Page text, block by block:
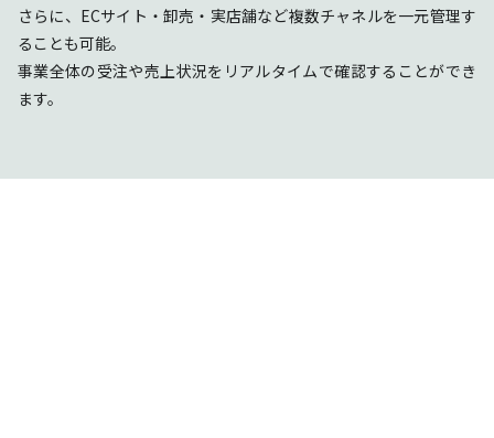
さらに、ECサイト・卸売・実店舗など複数チャネルを一元管理す
ることも可能。
事業全体の受注や売上状況をリアルタイムで確認することができ
ます。